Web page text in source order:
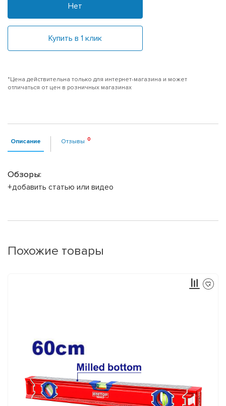
Нет
Купить в 1 клик
*Цена действительна только для интернет-магазина и может
отличаться от цен в розничных магазинах
Описание Отзывы
Обзоры:
+добавить статью или видео
Похожие товары